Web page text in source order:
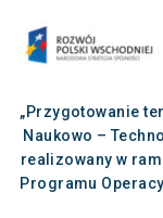
„Przygotowanie
Naukowo –
realizowany w
Programu